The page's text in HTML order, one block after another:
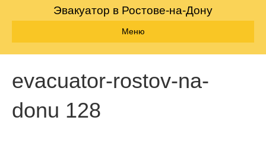
Эвакуатор в Ростове-на-Дону
Меню
evacuator-rostov-na-
donu 128